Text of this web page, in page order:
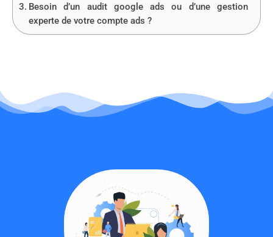
Besoin d’un audit google ads ou d’une gestion
experte de votre compte ads ?